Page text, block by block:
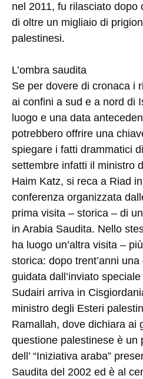
nel 2011, fu rilasciato dopo
di oltre un migliaio di
palestinesi.
L’ombra saudita
Se per dovere di cronaca i
ai confini a sud e a nord di
luogo e una data
potrebbero offrire una
spiegare i fatti drammatici
settembre infatti il ministro
Haim Katz, si reca a Riad
conferenza organizzata
prima visita – storica – di
in Arabia Saudita. Nello
ha luogo un’altra visita –
storica: dopo trent’anni
guidata dall’inviato
Sudairi arriva in
ministro degli Esteri
Ramallah, dove dichiara ai
questione palestinese è un
dell’ “Iniziativa araba”
Saudita del 2002 ed è al